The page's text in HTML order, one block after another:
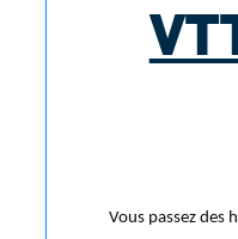
Vous passez des